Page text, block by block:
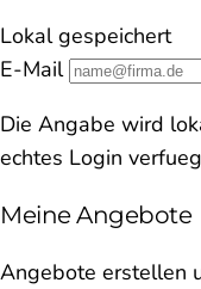
Lokal gespeichert
E-Mail
Die Angabe wird
echtes Login
Meine Angebote
Angebote erstellen